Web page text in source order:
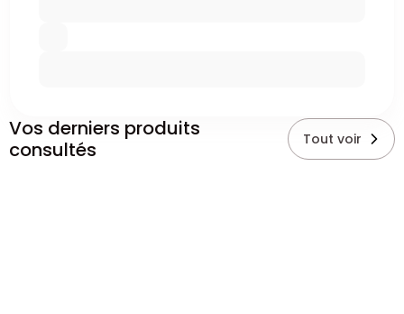
Vos derniers produits
consultés
Tout voir